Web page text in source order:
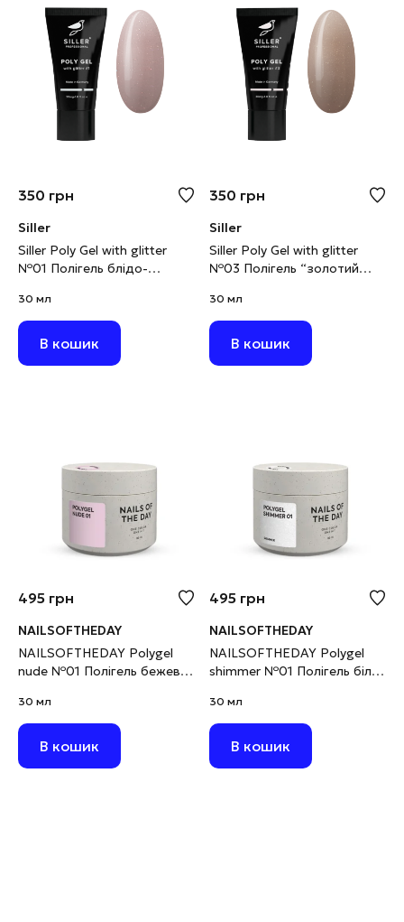
350 грн
Siller
Siller Poly Gel with glitter
№01 Полігель блідо-
мл (виводиться)
30 мл
В кошик
350 грн
Siller
Siller Poly Gel with glitter
№03 Полігель “золотий
(виводиться)
30 мл
В кошик
495 грн
NAILSOFTHEDAY
NAILSOFTHEDAY Polygel
nude №01 Полігель бежево-
30 г
30 мл
В кошик
495 грн
NAILSOFTHEDAY
NAILSOFTHEDAY Polygel
shimmer №01 Полігель білий
дрібнозернистий, 30 г
30 мл
В кошик